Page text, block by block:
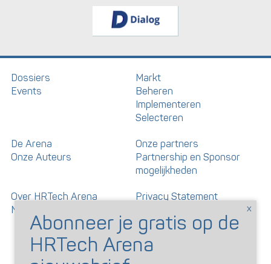
Dossiers
Events
Markt
Beheren
Implementeren
Selecteren
De Arena
Onze Auteurs
Onze partners
Partnership en Sponsor
mogelijkheden
Over HRTech Arena
Nieuwsbrief
Privacy Statement
Gedragscode artikelen en
reacties